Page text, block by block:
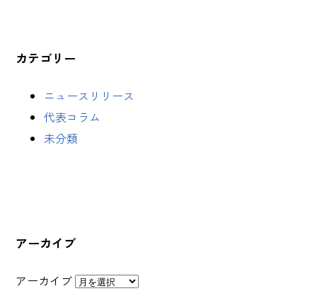
カテゴリー
ニュースリリース
代表コラム
未分類
アーカイブ
アーカイブ